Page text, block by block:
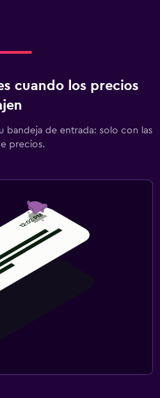
cuando los precios
bandeja de entrada: solo con las
precios.